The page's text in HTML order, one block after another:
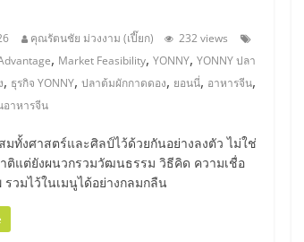
คุณรัตนชัย ม่วงงาม (เปี๊ยก)
232 views
, Market Feasibility, YONNY, YONNY ปลา
, ธุรกิจ YONNY, ปลาต้มผักกาดดอง, ยอนนี่, อาหารจีน,
อาหารจีน
มทั้งศาสตร์และศิลป์ไว้ด้วยกันอย่างลงตัว ไม่ใช่
ติแต่ยังผนวกรวมวัฒนธรรม วิธีคิด ความเชื่อ
วมไว้ในเมนูได้อย่างกลมกลืน